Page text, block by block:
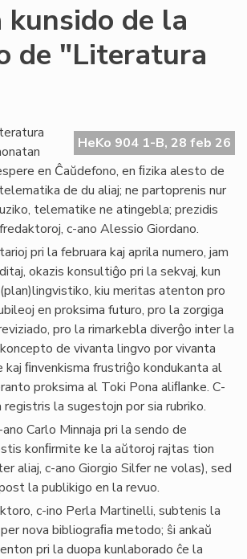
kunsido de la
de "Literatura
HeKo 904 1-B, 28 feb 26
en Ĉaŭdefono, en ﬁzika alesto de
de du aliaj; ne partoprenis nur
telematike ne atingebla; prezidis
c-ano Alessio Giordano.
pri la februara kaj aprila numero, jam
okazis konsultiĝo pri la sekvaj, kun
kiu meritas atenton pro
en proksima futuro, pro la zorgiga
pro la rimarkebla diverĝo inter la
de vivanta lingvo por vivanta
kaj ﬁnvenkisma frustriĝo kondukanta al
proksima al Toki Pona aliﬂanke. C-
registris la sugestojn por sia rubriko.
Carlo Minnaja pri la sendo de
konﬁrmite ke la aŭtoroj rajtas tion
aliaj, c-ano Giorgio Silfer ne volas), sed
la publikigo en la revuo.
c-ino Perla Martinelli, subtenis la
nova bibliograﬁa metodo; ŝi ankaŭ
pri la duopa kunlaborado ĉe la